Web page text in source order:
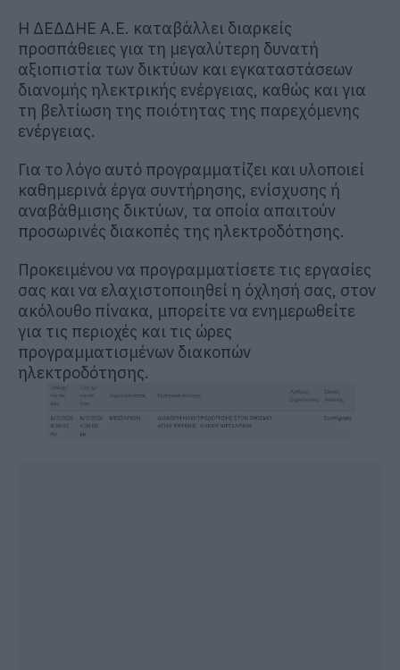
H ΔΕΔΔΗΕ Α.Ε. καταβάλλει διαρκείς
προσπάθειες για τη μεγαλύτερη δυνατή
αξιοπιστία των δικτύων και εγκαταστάσεων
διανομής ηλεκτρικής ενέργειας, καθώς και για
τη βελτίωση της ποιότητας της παρεχόμενης
ενέργειας.
Για το λόγο αυτό προγραμματίζει και υλοποιεί
καθημερινά έργα συντήρησης, ενίσχυσης ή
αναβάθμισης δικτύων, τα οποία απαιτούν
προσωρινές διακοπές της ηλεκτροδότησης.
Προκειμένου να προγραμματίσετε τις εργασίες
σας και να ελαχιστοποιηθεί η όχλησή σας, στον
ακόλουθο πίνακα, μπορείτε να ενημερωθείτε
για τις περιοχές και τις ώρες
προγραμματισμένων διακοπών
ηλεκτροδότησης.